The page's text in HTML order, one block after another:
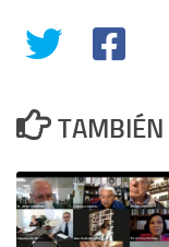
TAMBIÉN